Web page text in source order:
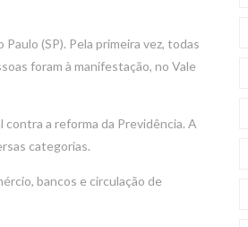
(SP). Pela primeira vez, todas
foram à manifestação, no Vale
a reforma da Previdência. A
categorias.
bancos e circulação de